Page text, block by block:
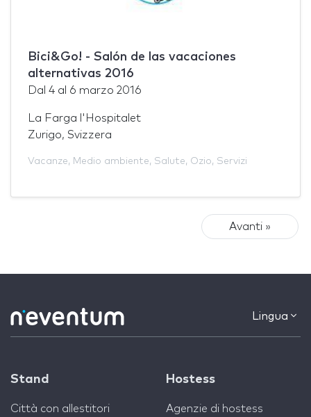
Bici&Go! - Salón de las vacaciones
alternativas 2016
Dal 4 al 6 marzo 2016
La Farga l'Hospitalet
Zurigo, Svizzera
Vacanze, Medio ambiente, Salute, Ozio, Servizi
Avanti »
Lingua
Stand
Città con allestitori
Hostess
Agenzie di hostess